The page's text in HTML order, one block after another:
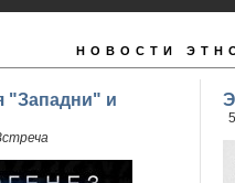
НОВОСТИ
"Западни" и